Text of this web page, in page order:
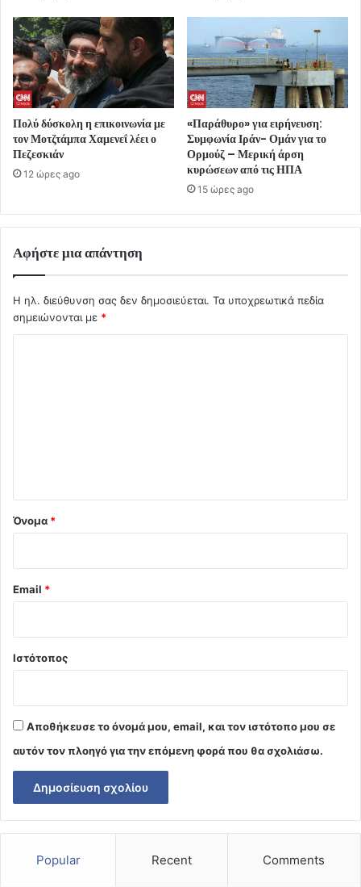
Πολύ δύσκολη η επικοινωνία με
τον Μοτζτάμπα Χαμενεΐ λέει ο
Πεζεσκιάν
12 ώρες ago
«Παράθυρο» για ειρήνευση:
Συμφωνία Ιράν- Ομάν για το
Ορμούζ – Μερική άρση
κυρώσεων από τις ΗΠΑ
15 ώρες ago
Αφήστε μια απάντηση
Η ηλ. διεύθυνση σας δεν δημοσιεύεται. Τα υποχρεωτικά πεδία
σημειώνονται με *
Όνομα *
Email *
Ιστότοπος
Αποθήκευσε το όνομά μου, email, και τον ιστότοπο μου σε
αυτόν τον πλοηγό για την επόμενη φορά που θα σχολιάσω.
Popular Recent Comments